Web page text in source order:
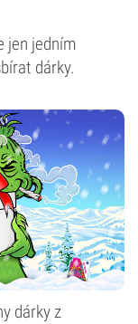
jen jedním
dárky.
dárky z